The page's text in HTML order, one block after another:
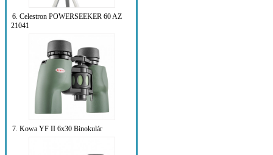
6. Celestron POWERSEEKER 60 AZ
21041
7. Kowa YF II 6x30 Binokulár